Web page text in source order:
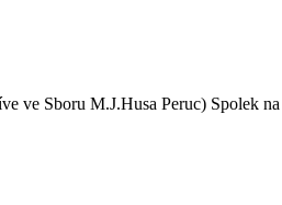
ve Sboru M.J.Husa Peruc) Spolek